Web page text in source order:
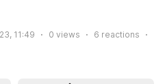
11:49 0 views 6 reactions